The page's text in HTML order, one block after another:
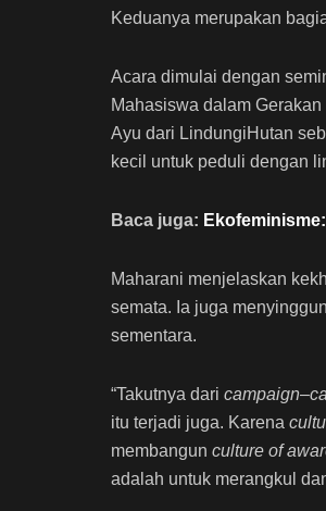
Keduanya merupakan
Acara dimulai dengan
Mahasiswa dalam
Ayu dari LindungiHutan
kecil untuk peduli dengan
Baca juga:
Maharani menjelaskan
semata. Ia juga
sementara.
“Takutnya dari campaign–
itu terjadi juga. Karena
membangun culture of
adalah untuk merangkul